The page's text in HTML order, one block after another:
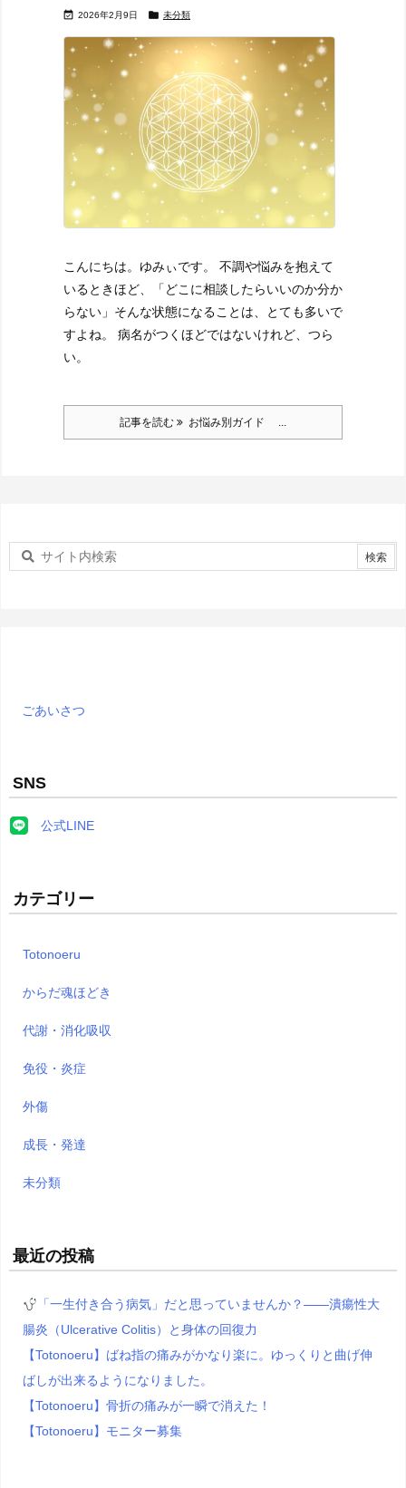
 2026年2月9日  未分類
こんにちは。ゆみぃです。
不調や悩みを抱えて
いるときほど、
「どこに相談したらいいのか分か
らない」 そんな状態になることは、とても多いで
すよね。
病名がつくほどではないけれど、つら
い。
記事を読む お悩み別ガイド ...
ごあいさつ
SNS
公式LINE
カテゴリー
Totonoeru
からだ魂ほどき
代謝・消化吸収
免役・炎症
外傷
成長・発達
未分類
最近の投稿
「一生付き合う病気」だと思っていませんか？――潰瘍性大
腸炎（Ulcerative Colitis）と身体の回復力
【Totonoeru】ばね指の痛みがかなり楽に。ゆっくりと曲げ伸
ばしが出来るようになりました。
【Totonoeru】骨折の痛みが一瞬で消えた！
【Totonoeru】モニター募集